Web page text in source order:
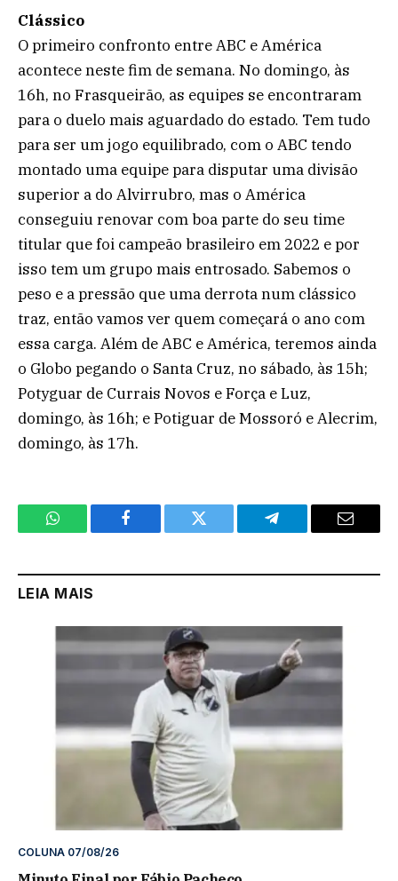
Clássico
O primeiro confronto entre ABC e América
acontece neste fim de semana. No domingo, às
16h, no Frasqueirão, as equipes se encontraram
para o duelo mais aguardado do estado. Tem tudo
para ser um jogo equilibrado, com o ABC tendo
montado uma equipe para disputar uma divisão
superior a do Alvirrubro, mas o América
conseguiu renovar com boa parte do seu time
titular que foi campeão brasileiro em 2022 e por
isso tem um grupo mais entrosado. Sabemos o
peso e a pressão que uma derrota num clássico
traz, então vamos ver quem começará o ano com
essa carga. Além de ABC e América, teremos ainda
o Globo pegando o Santa Cruz, no sábado, às 15h;
Potyguar de Currais Novos e Força e Luz,
domingo, às 16h; e Potiguar de Mossoró e Alecrim,
domingo, às 17h.
WhatsApp Facebook Twitter Telegram Email
LEIA MAIS
COLUNA 07/08/26